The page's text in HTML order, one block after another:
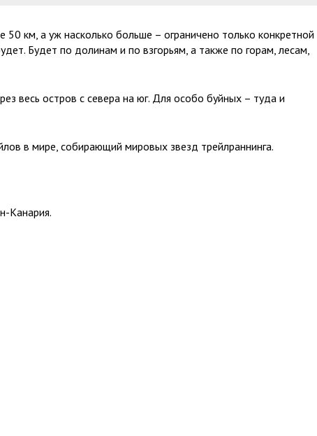
км, а уж насколько больше – ограничено только конкретной
Будет по долинам и по взгорьям, а также по горам, лесам,
весь остров с севера на юг. Для особо буйных – туда и
в мире, собирающий мировых звезд трейлраннинга.
Канария.